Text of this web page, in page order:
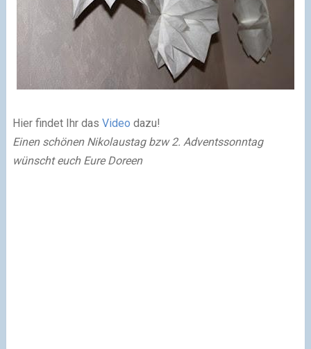
Hier findet Ihr das Video dazu!
Einen schönen Nikolaustag bzw 2. Adventssonntag
wünscht euch Eure Doreen